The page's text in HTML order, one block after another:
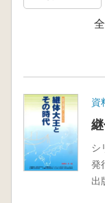
資
シ
発
出